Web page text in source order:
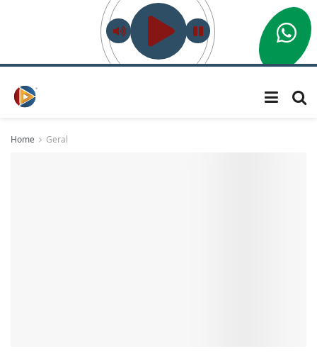
Home Geral